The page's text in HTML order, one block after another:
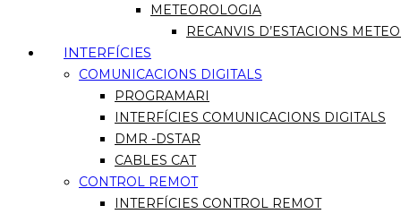
METEOROLOGIA
RECANVIS D’ESTACIONS
INTERFÍCIES
COMUNICACIONS DIGITALS
PROGRAMARI
INTERFÍCIES COMUNICACIONS DIGITALS
DMR -DSTAR
CABLES CAT
CONTROL REMOT
INTERFÍCIES CONTROL REMOT